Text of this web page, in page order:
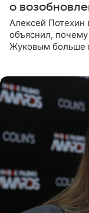
о
Алексей Потехин
объяснил,
Жуковым больше